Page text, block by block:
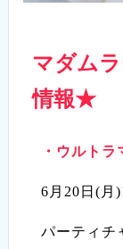
マダム
情報★
・ ウルトラ
6月20日(月
パーティチ